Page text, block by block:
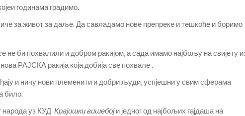
годинама градимо.
за живот за даље. Да савладамо нове препреке и тешкоће и боримо
не би похвалили и добром ракијом, а сада имамо најбољу на свијету
РАЈСКА ракија која добија све похвале .
и ничу нови племенити и добри људи, успјешни у свим сферама
било.
народа уз КУД Крајишки вишебоји једног од најбољих гајдаша на